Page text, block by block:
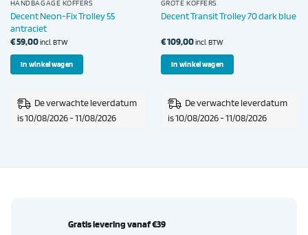
HANDBAGAGE KOFFERS
Decent Neon-Fix Trolley 55
antraciet
€59,00incl. BTW
In winkelwagen
De verwachte leverdatum
is 10/08/2026 - 11/08/2026
GROTE KOFFERS
Decent Transit Trolley 70 dark blue
€109,00incl. BTW
In winkelwagen
De verwachte leverdatum
is 10/08/2026 - 11/08/2026
Gratis levering vanaf €39